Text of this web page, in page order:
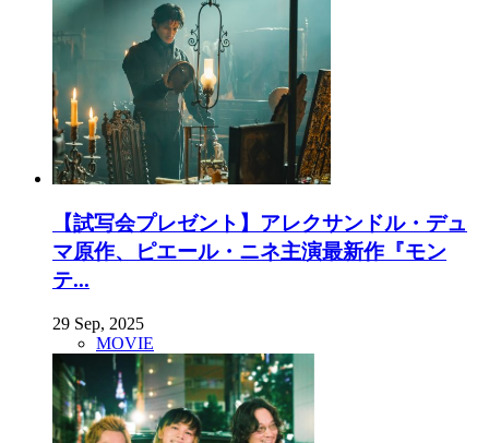
【試写会プレゼント】アレクサンドル・デュ
マ原作、ピエール・ニネ主演最新作『モン
テ...
29 Sep, 2025
MOVIE